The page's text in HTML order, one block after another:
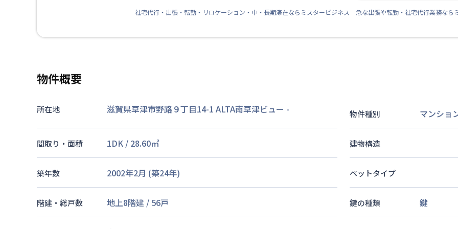
社宅代行・出張・転勤・リロケーション・中・長期滞在ならミスタービジネス 急な出張や転勤・社宅代行業務なら
物件概要
所在地 滋賀県草津市野路９丁目14-1 ALTA南草津ビュー - 物件種別 マンショ
間取り・面積 1DK / 28.60㎡ 建物構造
築年数 2002年2月 (築24年) ベットタイプ
階建・総戸数 地上8階建 / 56戸 鍵の種類 鍵